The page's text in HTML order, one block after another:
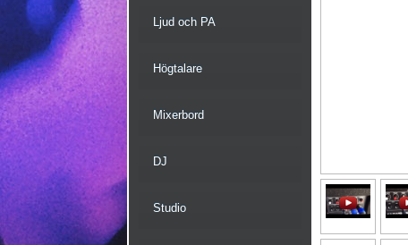
Ljud och PA
Högtalare
Mixerbord
DJ
Studio